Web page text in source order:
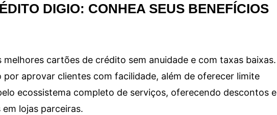
DIGIO: CONHEA SEUS BENEFÍCIOS
melhores cartões de crédito sem anuidade e com taxas baixas.
por aprovar clientes com facilidade, além de oferecer limite
ecossistema completo de serviços, oferecendo descontos e
lojas parceiras.